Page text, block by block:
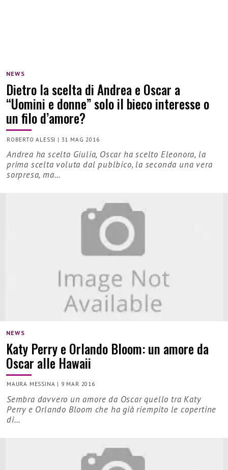
NEWS
Dietro la scelta di Andrea e Oscar a
“Uomini e donne” solo il bieco interesse o
un filo d’amore?
ROBERTO ALESSI | 31 MAG 2016
Andrea ha scelto Giulia, Oscar ha scelto Eleonora, la
prima scelta voluta dal publbico, la seconda una vera
sorpresa, ma…
NEWS
Katy Perry e Orlando Bloom: un amore da
Oscar alle Hawaii
MAURA MESSINA | 9 MAR 2016
Sembra davvero un amore da Oscar quello tra Katy
Perry e Orlando Bloom che ha già riempito le copertine
di…